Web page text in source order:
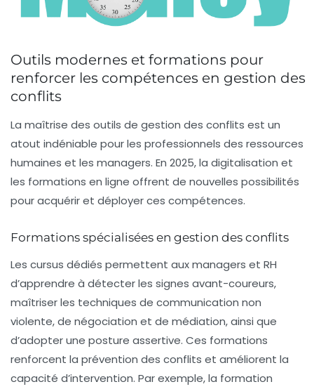
Outils modernes et formations pour
renforcer les compétences en gestion des
conflits
La maîtrise des outils de gestion des conflits est un
atout indéniable pour les professionnels des ressources
humaines et les managers. En 2025, la digitalisation et
les formations en ligne offrent de nouvelles possibilités
pour acquérir et déployer ces compétences.
Formations spécialisées en gestion des conflits
Les cursus dédiés permettent aux managers et RH
d’apprendre à détecter les signes avant-coureurs,
maîtriser les techniques de communication non
violente, de négociation et de médiation, ainsi que
d’adopter une posture assertive. Ces formations
renforcent la prévention des conflits et améliorent la
capacité d’intervention. Par exemple, la formation